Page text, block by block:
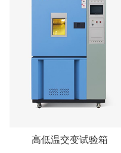
用把手，操作简便。 内胆采用
进口不
高低温交变试验箱